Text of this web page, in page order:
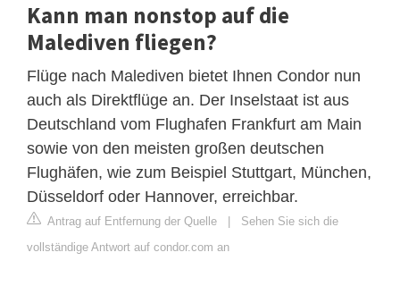
Kann man nonstop auf die
Malediven fliegen?
Flüge nach Malediven bietet Ihnen Condor nun
auch als Direktflüge an. Der Inselstaat ist aus
Deutschland vom Flughafen Frankfurt am Main
sowie von den meisten großen deutschen
Flughäfen, wie zum Beispiel Stuttgart, München,
Düsseldorf oder Hannover, erreichbar.
Antrag auf Entfernung der Quelle
Sehen Sie sich die
vollständige Antwort auf condor.com an